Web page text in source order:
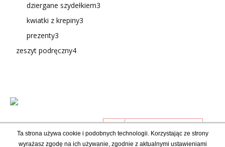
dziergane szydełkiem3
kwiatki z krepiny3
prezenty3
zeszyt podręczny4
Ta strona używa cookie i podobnych technologii. Korzystając ze strony
wyrażasz zgodę na ich używanie, zgodnie z aktualnymi ustawieniami